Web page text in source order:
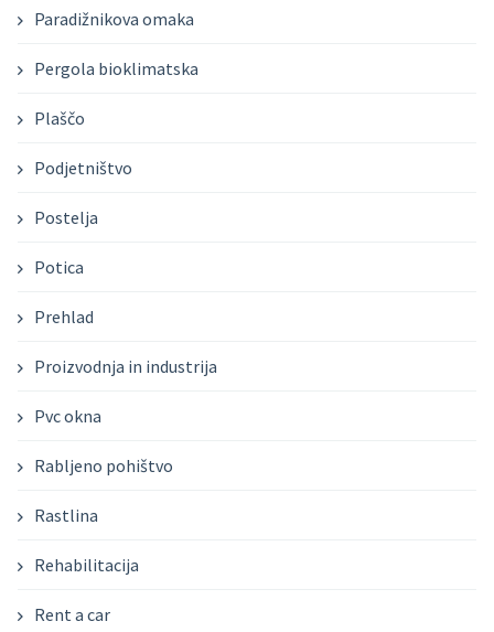
Paradižnikova omaka
Pergola bioklimatska
Plaščo
Podjetništvo
Postelja
Potica
Prehlad
Proizvodnja in industrija
Pvc okna
Rabljeno pohištvo
Rastlina
Rehabilitacija
Rent a car